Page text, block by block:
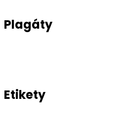
Plagáty
Etikety